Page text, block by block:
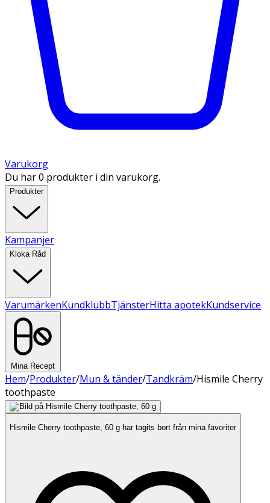
Varukorg
Du har 0 produkter i din varukorg.
Produkter
Kampanjer
Kloka Råd
VarumärkenKundklubbTjänsterHitta apotekKundservice
Mina Recept
Hem/Produkter/Mun & tänder/Tandkräm/Hismile Cherry
toothpaste
Hismile Cherry toothpaste, 60 g har tagits bort från mina favoriter